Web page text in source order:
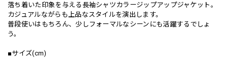
落ち着いた印象を与える長袖シャツカラージップアップジャケット。
カジュアルながらも上品なスタイルを演出します。
普段使いはもちろん、少しフォーマルなシーンにも活躍するでしょ
う。
■サイズ(cm)